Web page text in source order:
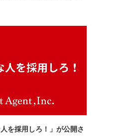
を採用しろ！」が公開さ